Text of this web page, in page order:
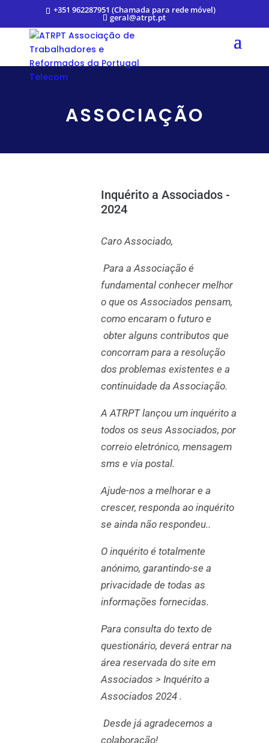
+351 962287951 (Chamada para rede móvel)
geral@atrpt.pt
ASSOCIAÇÃO
Inquérito a Associados -
2024
Caro Associado,
Para a Associação é
fundamental conhecer melhor
o que os Associados pensam,
como encaram o futuro e
obter alguns contributos que
concorram para a resolução
dos problemas existentes e a
continuidade da Associação.
A ATRPT lançou um inquérito a
todos os seus Associados, por
correio eletrónico, mensagem
sms e via postal.
Ajude-nos a melhorar e a
crescer, responda ao inquérito
se ainda não respondeu..
O inquérito é totalmente
anónimo, garantindo-se a
privacidade de todas as
informações fornecidas.
Para consulta do texto de
questionário, deverá entrar na
área reservada do site em
Associados > Inquérito a
Associados 2024 .
Desde já agradecemos a
colaboração!